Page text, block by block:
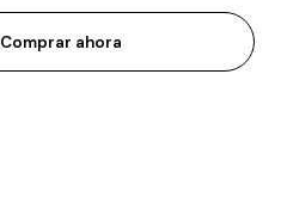
Comprar ahora